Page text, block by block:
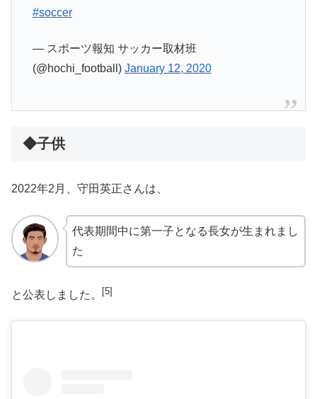
#soccer
— スポーツ報知 サッカー取材班
(@hochi_football) January 12, 2020
◆子供
2022年2月、守田英正さんは、
代表期間中に第一子となる長女が生まれまし
た
と公表しました。 [5]